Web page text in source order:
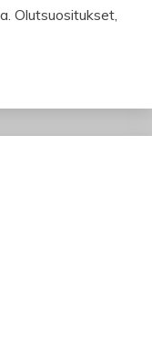
Olutsuositukset,